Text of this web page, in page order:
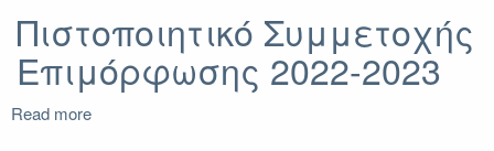
2021-
2023
Προσωπικού
Πιστοποιητικό Συμμετοχής
Επιμόρφωσης 2022-2023
Read more